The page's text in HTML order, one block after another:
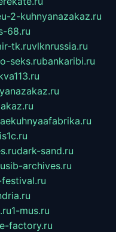
2-kuhnyanazakaz.ru
68.ru
tk.ruvlknrussia.ru
seks.rubankaribi.ru
dark-sand.ru
sib-archives.ru
1-mus.ru
factory.ru